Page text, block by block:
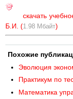
скачать
Б.И. (1.98 Мбайт)
Похожие
Эволюция
Практикум по
Математика